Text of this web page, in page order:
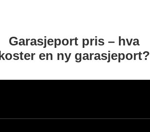
Garasjeport pris – hva
koster en ny garasjeport?